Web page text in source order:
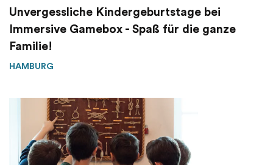
Unvergessliche Kindergeburtstage bei
Immersive Gamebox - Spaß für die ganze
Familie!
HAMBURG